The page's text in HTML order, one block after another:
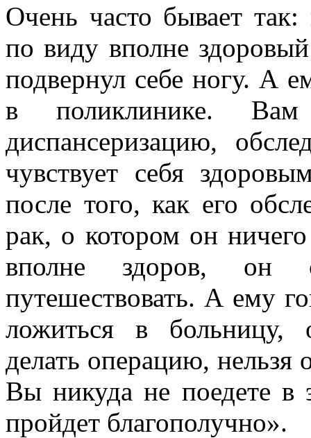
Очень часто бывает
по виду вполне
подвернул себе ногу. А
в поликлинике.
диспансеризацию,
чувствует себя
после того, как его
рак, о котором он
вполне здоров, он
путешествовать. А ему
ложиться в больницу,
делать операцию, нельзя
Вы никуда не поедете в
пройдет благополучно».